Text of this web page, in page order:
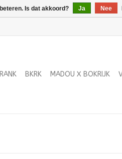
BKRK MADOU X BOKRIJK
Is dat akkoord? Ja Nee